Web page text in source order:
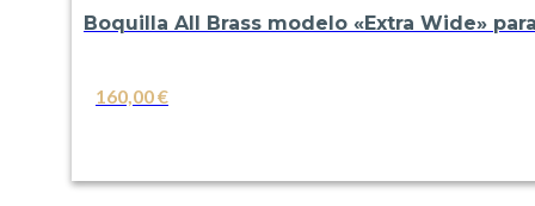
Boquilla All Brass modelo «Extra Wide»
160,00€